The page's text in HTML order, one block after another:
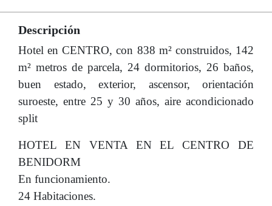
Descripción
Hotel en CENTRO, con 838 m² construidos, 142
m² metros de parcela, 24 dormitorios, 26 baños,
buen estado, exterior, ascensor, orientación
suroeste, entre 25 y 30 años, aire acondicionado
split
HOTEL EN VENTA EN EL CENTRO DE
BENIDORM
En funcionamiento.
24 Habitaciones.